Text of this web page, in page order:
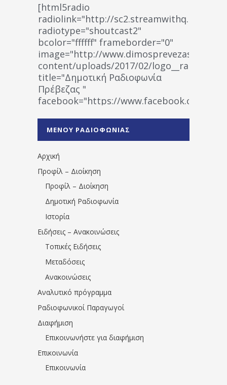
[html5radio
radiolink="http://
radiotype="shoutcast2"
bcolor="ffffff" frameborder="0"
image="http://www.dimosprevezas.gr/wp-
content/uploads/2017/02/
title="Δημοτική Ραδιοφωνία
Πρέβεζας "
facebook="https://www.facebook.com/
1531194763766854/" artist="" ]
ΜΕΝΟΥ ΡΑΔΙΟΦΩΝΙΑΣ
Αρχική
Προφίλ – Διοίκηση
Προφίλ – Διοίκηση
Δημοτική Ραδιοφωνία
Ιστορία
Ειδήσεις – Ανακοινώσεις
Τοπικές Ειδήσεις
Μεταδόσεις
Ανακοινώσεις
Αναλυτικό πρόγραμμα
Ραδιοφωνικοί Παραγωγοί
Διαφήμιση
Επικοινωνήστε για διαφήμιση
Επικοινωνία
Επικοινωνία